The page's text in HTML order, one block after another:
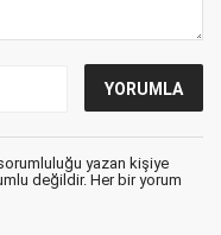
yazan kişiye
değildir. Her bir yorum